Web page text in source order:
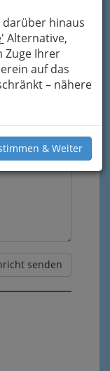
hinaus
Alternative,
Zuge Ihrer
auf das
– nähere
& Weiter
senden